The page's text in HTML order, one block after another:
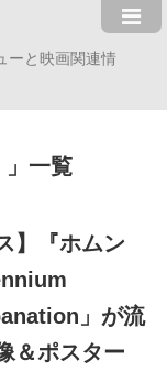
ーと映画関連情
一覧
】『ホムン
」が流
＆ポスター